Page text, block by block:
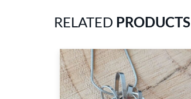
RELATED PRODUCTS